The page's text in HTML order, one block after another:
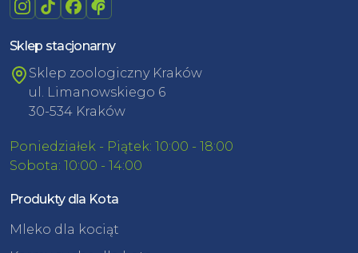
Sklep stacjonarny
Sklep zoologiczny Kraków
ul. Limanowskiego 6
30-534 Kraków
Poniedziałek - Piątek: 10:00 - 18:00
Sobota: 10:00 - 14:00
Produkty dla Kota
Mleko dla kociąt